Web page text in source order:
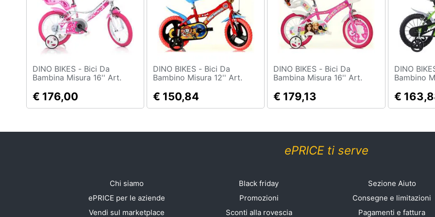
Animali
Motori
Libri, cd e dvd
Promozioni
DINO BIKES - Bici Da
Bambina Misura 16'' Art.
Bimba Modello Little Heart
€ 176,00
DINO BIKES - Bici Da
Bambino Misura 12'' Art.
Linea Paw Patrol
€ 150,84
DINO BIKES - Bici Da
Bambina Misura 16'' Art.
Bimba Linea Barbie
€ 179,13
DINO BIKES - Bici
Bambino
R88
Rotelle -
€
ePRICE ti serve
Chi siamo
ePRICE per le aziende
Vendi sul marketplace
Black friday
Promozioni
Sconti alla rovescia
Sezione Aiuto
Consegne e limitazioni
Pagamenti e fattura